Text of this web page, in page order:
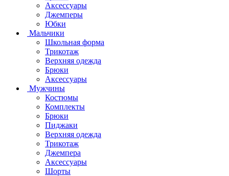
Аксессуары
Джемперы
Юбки
Мальчики
Школьная форма
Трикотаж
Верхняя одежда
Брюки
Аксессуары
Мужчины
Костюмы
Комплекты
Брюки
Пиджаки
Верхняя одежда
Трикотаж
Джемпера
Аксессуары
Шорты